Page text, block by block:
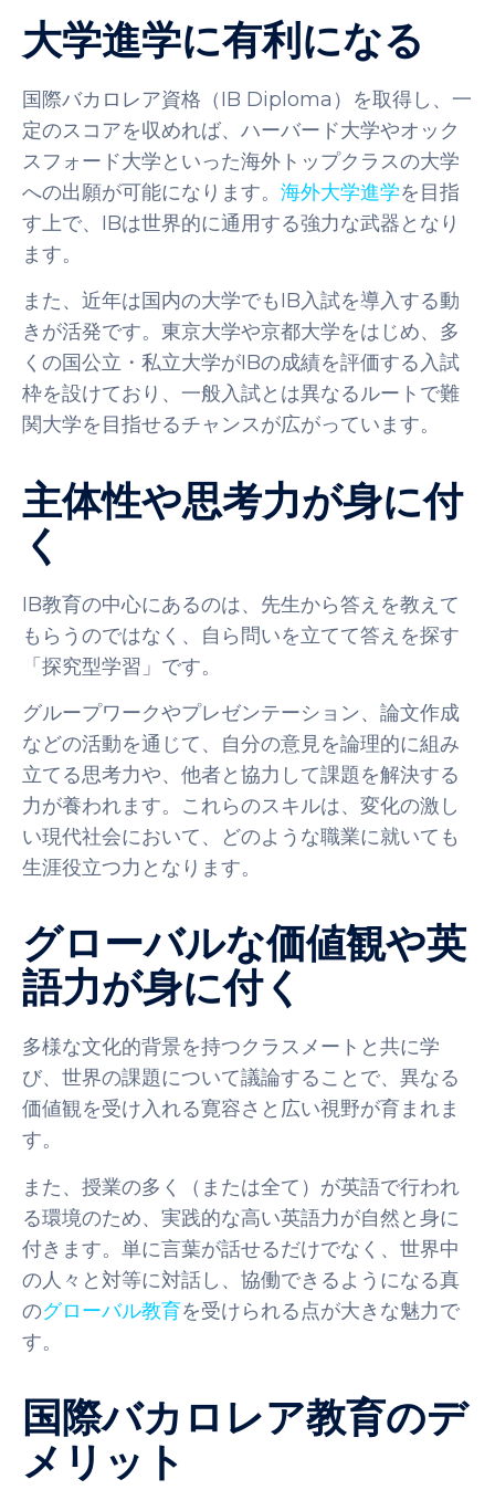
大学進学に有利になる
国際バカロレア資格（IB Diploma）を取得し、一
定のスコアを収めれば、ハーバード大学やオック
スフォード大学といった海外トップクラスの大学
への出願が可能になります。 海外大学進学を目指
す上で、IBは世界的に通用する強力な武器となり
ます。
また、近年は国内の大学でもIB入試を導入する動
きが活発です。東京大学や京都大学をはじめ、多
くの国公立・私立大学がIBの成績を評価する入試
枠を設けており、一般入試とは異なるルートで難
関大学を目指せるチャンスが広がっています。
主体性や思考力が身に付
く
IB教育の中心にあるのは、先生から答えを教えて
もらうのではなく、自ら問いを立てて答えを探す
「探究型学習」です。
グループワークやプレゼンテーション、論文作成
などの活動を通じて、自分の意見を論理的に組み
立てる思考力や、他者と協力して課題を解決する
力が養われます。これらのスキルは、変化の激し
い現代社会において、どのような職業に就いても
生涯役立つ力となります。
グローバルな価値観や英
語力が身に付く
多様な文化的背景を持つクラスメートと共に学
び、世界の課題について議論することで、異なる
価値観を受け入れる寛容さと広い視野が育まれま
す。
また、授業の多く（または全て）が英語で行われ
る環境のため、実践的な高い英語力が自然と身に
付きます。単に言葉が話せるだけでなく、世界中
の人々と対等に対話し、協働できるようになる真
のグローバル教育を受けられる点が大きな魅力で
す。
国際バカロレア教育のデ
メリット